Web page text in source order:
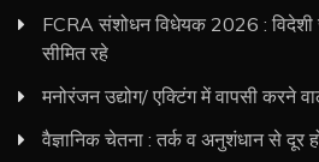
FCRA संशोधन विधेयक 2026 :
सीमित रहे
मनोरंजन उद्योग/ एक्टिंग में वापसी करने
वैज्ञानिक चेतना : तर्क व अनुशंधान से दूर